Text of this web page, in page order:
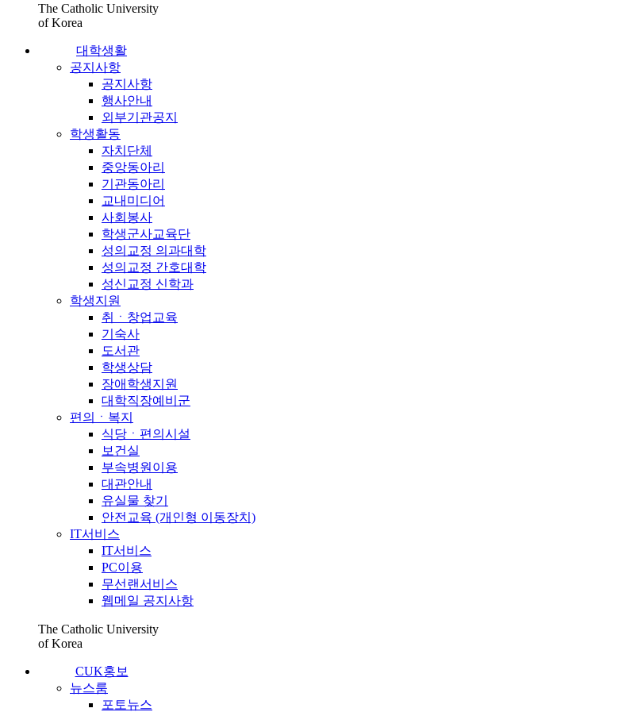
The Catholic University
of Korea
대학생활
공지사항
공지사항
행사안내
외부기관공지
학생활동
자치단체
중앙동아리
기관동아리
교내미디어
사회봉사
학생군사교육단
성의교정 의과대학
성의교정 간호대학
성신교정 신학과
학생지원
취ㆍ창업교육
기숙사
도서관
학생상담
장애학생지원
대학직장예비군
편의ㆍ복지
식당ㆍ편의시설
보건실
부속병원이용
대관안내
유실물 찾기
안전교육 (개인형 이동장치)
IT서비스
IT서비스
PC이용
무선랜서비스
웹메일 공지사항
The Catholic University
of Korea
CUK홍보
뉴스룸
포토뉴스